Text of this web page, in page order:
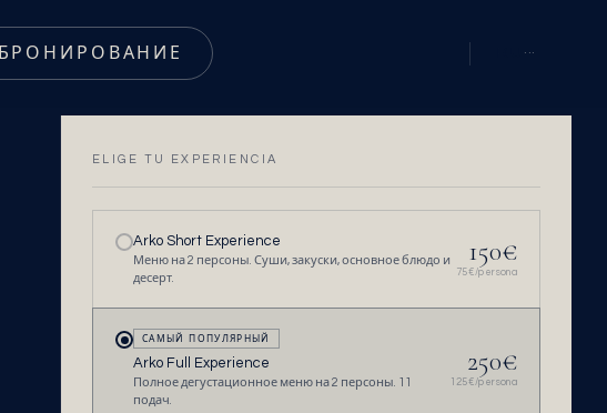
БРОНИРОВАНИЕ ···
ELIGE TU EXPERIENCIA
Arko Short Experience
Меню на 2 персоны. Суши, закуски, основное блюдо и
десерт.
150€
75€/persona
САМЫЙ ПОПУЛЯРНЫЙ
Arko Full Experience
Полное дегустационное меню на 2 персоны. 11
подач.
250€
125€/persona